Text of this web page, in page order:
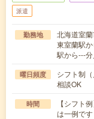
派遣
勤務地
北海道室
東室蘭駅
駅から---
曜日頻度
シフト制
相談OK
時間
【シフト
は一例で